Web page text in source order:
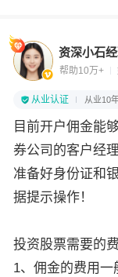
资深小石
帮助10万+
从业认证 从业10
目前开户佣金能
券公司的客户经
准备好身份证和
据提示操作！
投资股票需要的费
1、佣金的费用